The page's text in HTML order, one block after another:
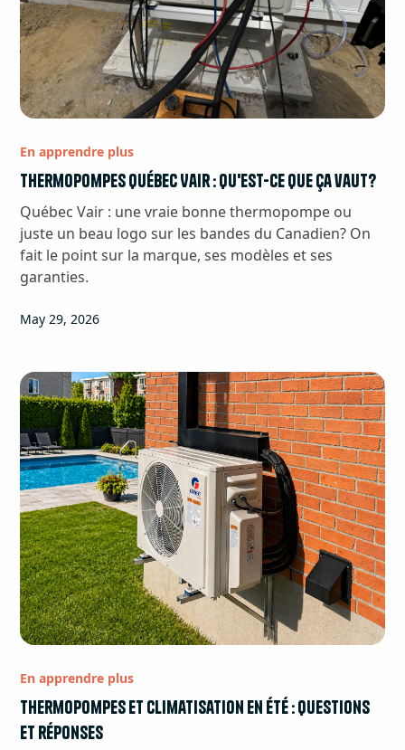
En apprendre plus
Thermopompes Québec Vair : qu'est-ce que ça vaut?
Québec Vair : une vraie bonne thermopompe ou
juste un beau logo sur les bandes du Canadien? On
fait le point sur la marque, ses modèles et ses
garanties.
May 29, 2026
En apprendre plus
Thermopompes et climatisation en été : questions
et réponses